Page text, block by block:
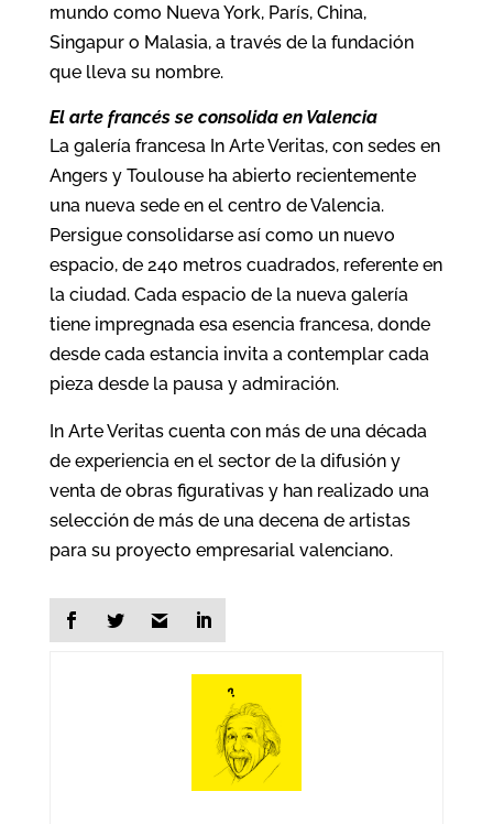
mundo como Nueva York, París, China,
Singapur o Malasia, a través de la fundación
que lleva su nombre.
El arte francés se consolida en Valencia
La galería francesa In Arte Veritas, con sedes en
Angers y Toulouse ha abierto recientemente
una nueva sede en el centro de Valencia.
Persigue consolidarse así como un nuevo
espacio, de 240 metros cuadrados, referente en
la ciudad. Cada espacio de la nueva galería
tiene impregnada esa esencia francesa, donde
desde cada estancia invita a contemplar cada
pieza desde la pausa y admiración.
In Arte Veritas cuenta con más de una década
de experiencia en el sector de la difusión y
venta de obras figurativas y han realizado una
selección de más de una decena de artistas
para su proyecto empresarial valenciano.